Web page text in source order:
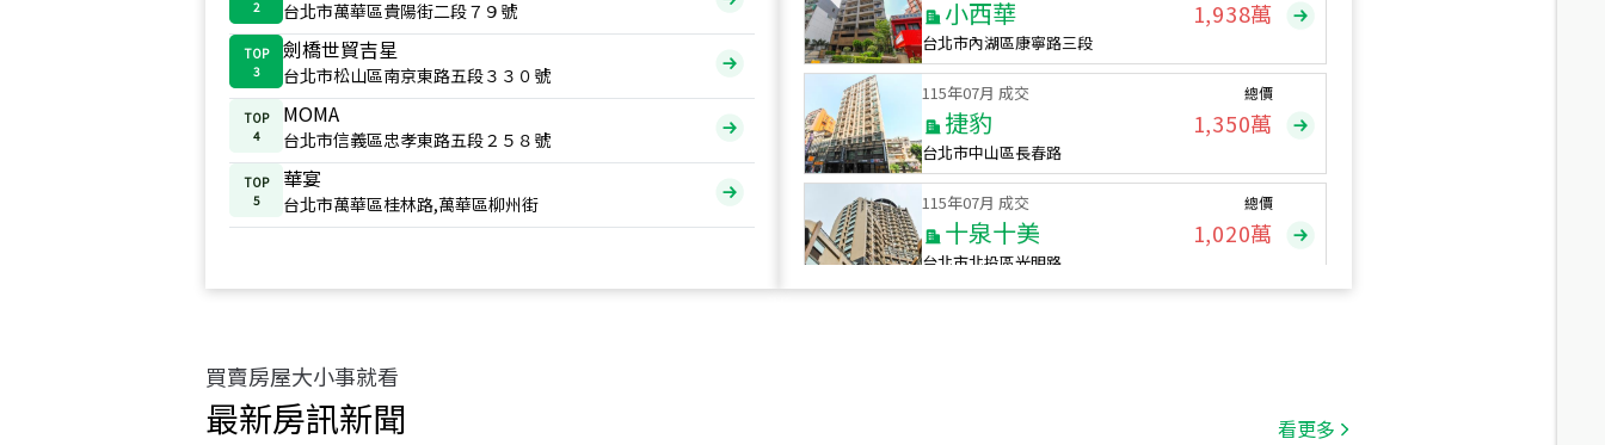
2
台北市萬華區貴陽街二段７９號
TOP
3
劍橋世貿吉星
台北市松山區南京東路五段３３０號
TOP
4
MOMA
台北市信義區忠孝東路五段２５８號
TOP
5
華宴
台北市萬華區桂林路,萬華區柳州街
台北市內湖區康寧路三段
115年07月 成交
捷豹
台北市中山區長春路
總價
1,350萬
115年07月 成交
十泉十美
台北市北投區光明路
總價
1,020萬
115年07月 成交 總價
買賣房屋大小事就看
最新房訊新聞 看更多